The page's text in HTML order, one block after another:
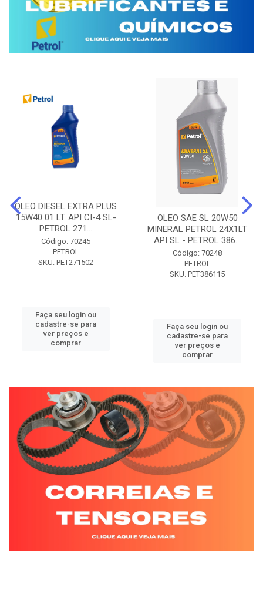
OLEO DIESEL EXTRA PLUS
15W40 01 LT. API CI-4 SL-
PETROL 271...
Código: 70245
PETROL
SKU: PET271502
Faça seu login ou
cadastre-se para
ver preços e
comprar
OLEO SAE SL 20W50
MINERAL PETROL 24X1LT
API SL - PETROL 386...
Código: 70248
PETROL
SKU: PET386115
Faça seu login ou
cadastre-se para
ver preços e
comprar